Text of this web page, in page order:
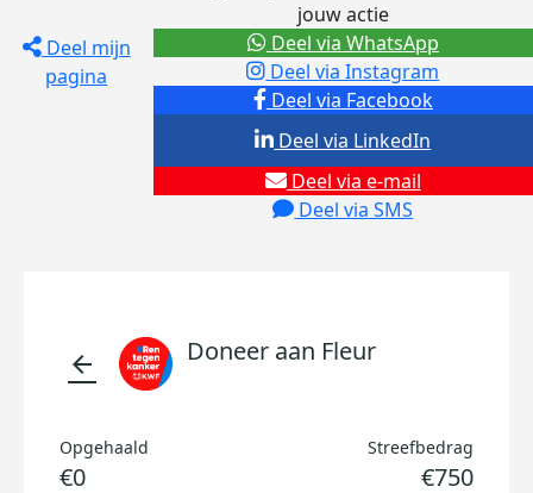
Deel mijn
pagina
jouw actie
Deel via Facebook
Deel via Instagram
Deel via e-mail
Deel via SMS
Deel via LinkedIn
Deel via WhatsApp
arrow_back Doneer aan Fleur
Opgehaald
€0
Streefbedrag
€750